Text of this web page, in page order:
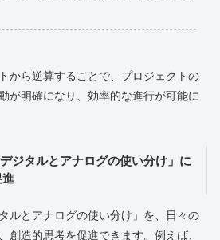
から逆算することで、プロジェクトの
が明確になり、効率的な進行が可能に
ジタルとアナログの使い分け」に
ルとアナログの使い分け」を、日々の
創造的思考を促進できます。例えば、